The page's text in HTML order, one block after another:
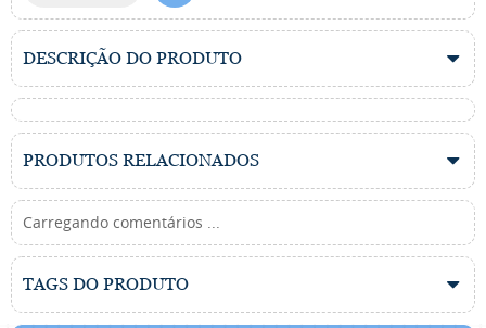
DESCRIÇÃO DO PRODUTO
PRODUTOS RELACIONADOS
Carregando comentários ...
TAGS DO PRODUTO